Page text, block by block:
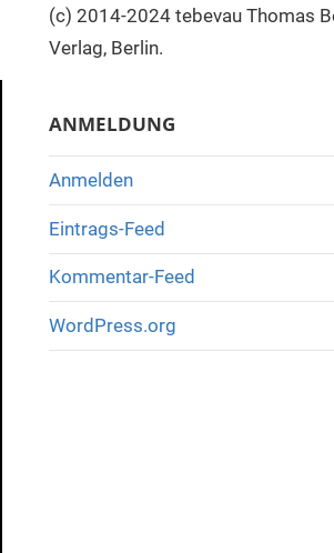
(c) 2014-2024 tebevau Thomas
Verlag, Berlin.
ANMELDUNG
Anmelden
Eintrags-Feed
Kommentar-Feed
WordPress.org